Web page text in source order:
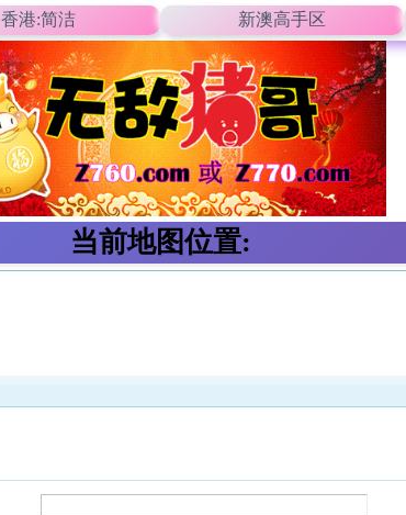
香港:简洁 新澳高手区
当前地图位置: